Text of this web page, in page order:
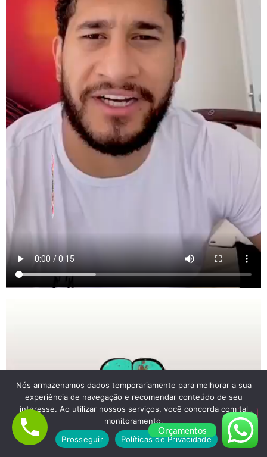
Orçamentos
Nós armazenamos dados temporariamente para melhorar a sua
experiência de navegação e recomendar conteúdo de seu
interesse. Ao utilizar nossos serviços, você concorda com tal
monitoramento.
Prosseguir
Políticas de Privacidade